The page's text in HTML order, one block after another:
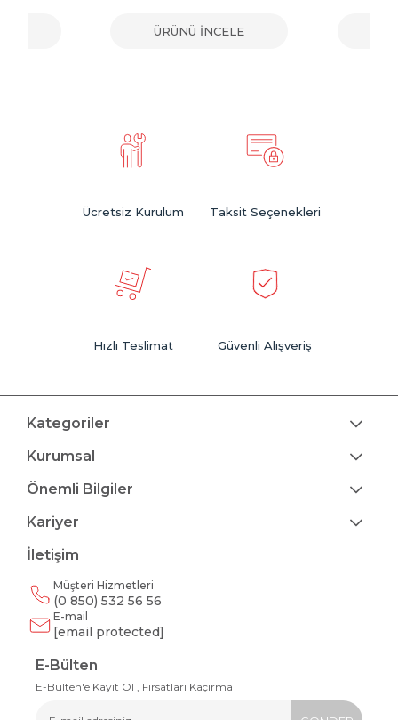
ÜRÜNÜ İNCELE
Ücretsiz Kurulum Taksit Seçenekleri
Hızlı Teslimat Güvenli Alışveriş
Kategoriler
Kurumsal
Önemli Bilgiler
Kariyer
İletişim
Müşteri Hizmetleri
(0 850) 532 56 56
E-mail
[email protected]
E-Bülten
E-Bülten'e Kayıt Ol , Fırsatları Kaçırma